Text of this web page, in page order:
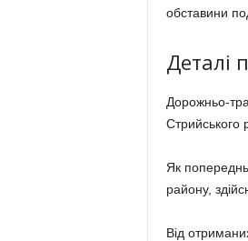
обставини
Деталі
Дорожньо-
Стрийського
Як
району,
Від